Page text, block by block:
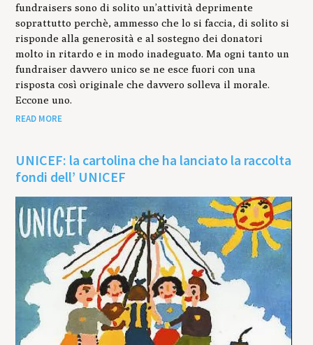
fundraisers sono di solito un’attività deprimente
soprattutto perchè, ammesso che lo si faccia, di solito si
risponde alla generosità e al sostegno dei donatori
molto in ritardo e in modo inadeguato. Ma ogni tanto un
fundraiser davvero unico se ne esce fuori con una
risposta così originale che davvero solleva il morale.
Eccone uno.
READ MORE
UNICEF: la cartolina che ha lanciato la raccolta
fondi dell’ UNICEF